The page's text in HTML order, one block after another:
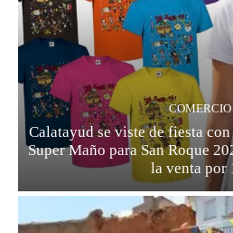
COMERCIO
Calatayud se viste de fiesta
Super Maño para San Roque
la venta por